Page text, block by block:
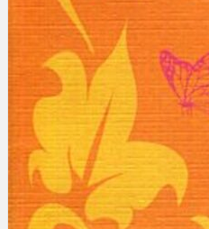
Gelintar